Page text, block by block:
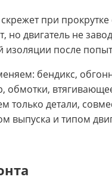
при прокрутке
но двигатель не
изоляции после
бендикс,
обмотки,
только детали,
выпуска и типом